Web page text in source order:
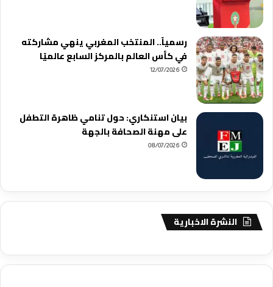
رسمياً.. المنتخب المغربي ينهي مشاركته
في كأس العالم بالمركز السابع عالميًا
12/07/2026
بيان استنكاري: حول تنامي ظاهرة التطفل
على مهنة الصحافة بالجهة
08/07/2026
النشرة الاخبارية